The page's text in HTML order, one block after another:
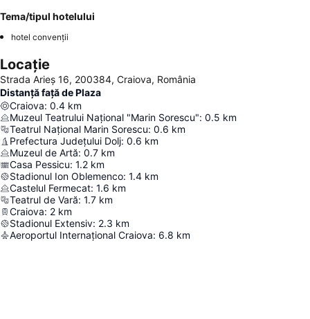
Tema/tipul hotelului
hotel convenții
Locație
Strada Arieș 16, 200384, Craiova, România
Distanță față de Plaza
Craiova: 0.4 km
Muzeul Teatrului Național "Marin Sorescu": 0.5 km
Teatrul Național Marin Sorescu: 0.6 km
Prefectura Județului Dolj: 0.6 km
Muzeul de Artă: 0.7 km
Casa Pessicu: 1.2 km
Stadionul Ion Oblemenco: 1.4 km
Castelul Fermecat: 1.6 km
Teatrul de Vară: 1.7 km
Craiova: 2 km
Stadionul Extensiv: 2.3 km
Aeroportul Internațional Craiova: 6.8 km